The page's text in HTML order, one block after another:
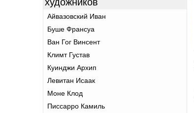
Айвазовский Иван
Буше Франсуа
Ван Гог Винсент
Климт Густав
Куинджи Архип
Левитан Исаак
Моне Клод
Писсарро Камиль